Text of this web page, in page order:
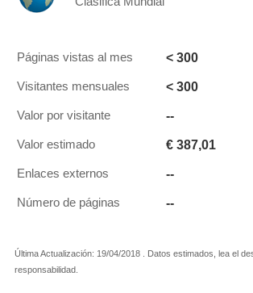
Páginas vistas al mes < 300
Visitantes mensuales < 300
Valor por visitante --
Valor estimado € 387,01
Enlaces externos --
Número de páginas --
Última Actualización: 19/04/2018 . Datos estimados, lea el
responsabilidad.